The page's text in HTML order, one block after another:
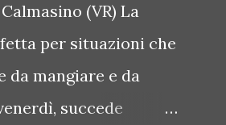
la sua visione
(VR) La
per situazioni che
da mangiare e da
succede